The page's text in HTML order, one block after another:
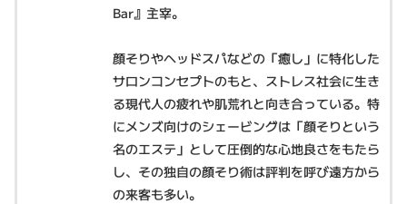
Bar』主宰。
顔そりやヘッドスパなどの「癒し」に特化した
サロンコンセプトのもと、ストレス社会に生き
る現代人の疲れや肌荒れと向き合っている。特
にメンズ向けのシェービングは「顔そりという
名のエステ」として圧倒的な心地良さをもたら
し、その独自の顔そり術は評判を呼び遠方から
の来客も多い。